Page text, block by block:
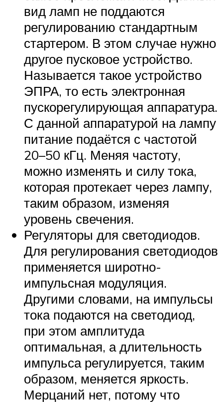
вид ламп не поддаются
регулированию стандартным
стартером. В этом случае нужно
другое пусковое устройство.
Называется такое устройство
ЭПРА, то есть электронная
пускорегулирующая аппаратура.
С данной аппаратурой на лампу
питание подаётся с частотой
20–50 кГц. Меняя частоту,
можно изменять и силу тока,
которая протекает через лампу,
таким образом, изменяя
уровень свечения.
Регуляторы для светодиодов.
Для регулирования светодиодов
применяется широтно-
импульсная модуляция.
Другими словами, на импульсы
тока подаются на светодиод,
при этом амплитуда
оптимальная, а длительность
импульса регулируется, таким
образом, меняется яркость.
Мерцаний нет, потому что